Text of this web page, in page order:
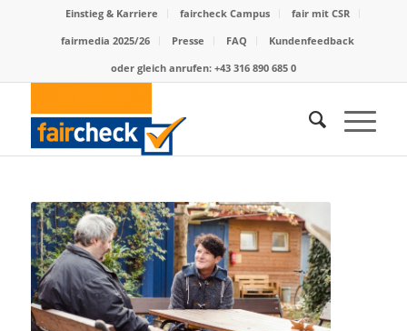
Einstieg & Karriere faircheck Campus
fair mit CSR
fairmedia 2025/26
Presse FAQ
Kundenfeedback
oder gleich anrufen: +43 316 890 685 0